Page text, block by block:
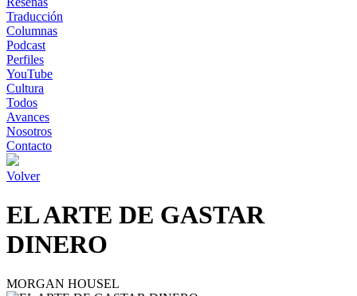
Traducción
Columnas
Podcast
Perfiles
YouTube
Cultura
Todos
Avances
Nosotros
Contacto
Volver
EL ARTE DE GASTAR
DINERO
MORGAN HOUSEL